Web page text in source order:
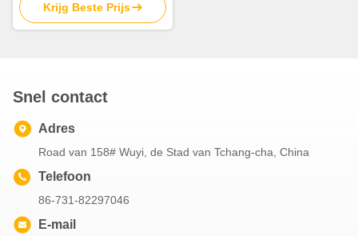
van het Satijnlint
Krijg Beste Prijs
Snel contact
Adres
Road van 158# Wuyi, de Stad van Tchang-cha, China
Telefoon
86-731-82297046
E-mail